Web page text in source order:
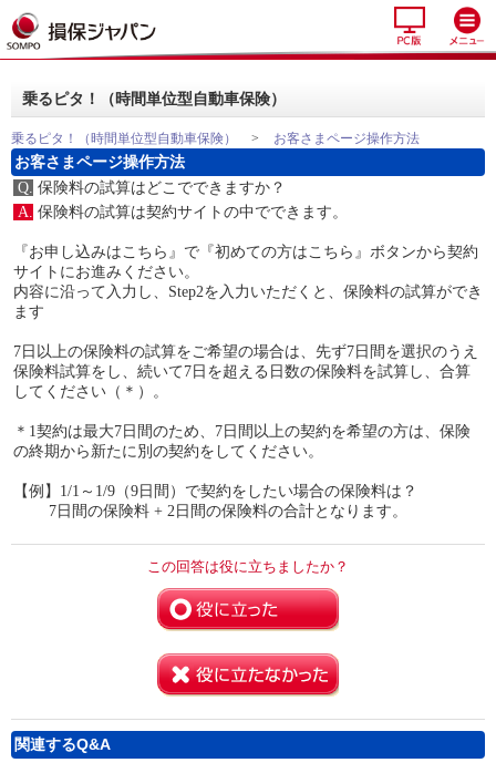
乗るピタ！（時間単位型自動車保険）
乗るピタ！（時間単位型自動車保険） > お客さまページ操作方法
お客さまページ操作方法
Q. 保険料の試算はどこでできますか？
A. 保険料の試算は契約サイトの中でできます。
『お申し込みはこちら』で『初めての方はこちら』ボタンから契約
サイトにお進みください。
内容に沿って入力し、Step2を入力いただくと、保険料の試算ができ
ます
7日以上の保険料の試算をご希望の場合は、先ず7日間を選択のうえ
保険料試算をし、続いて7日を超える日数の保険料を試算し、合算
してください（＊）。
＊1契約は最大7日間のため、7日間以上の契約を希望の方は、保険
の終期から新たに別の契約をしてください。
【例】1/1～1/9（9日間）で契約をしたい場合の保険料は？
7日間の保険料 + 2日間の保険料の合計となります。
この回答は役に立ちましたか？
関連するQ&A